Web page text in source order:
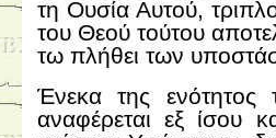
τη Ουσία Αυτού,
του Θεού τούτου
τω πλήθει των
Ένεκα της
αναφέρεται εξ ίσου